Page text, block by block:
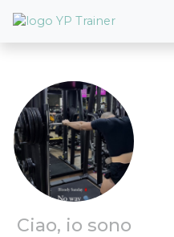
Ciao, io sono